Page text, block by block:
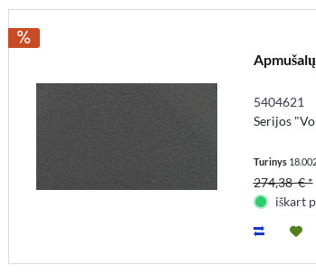
5404621
Serijos
Turinys
274,38 € *
iškart